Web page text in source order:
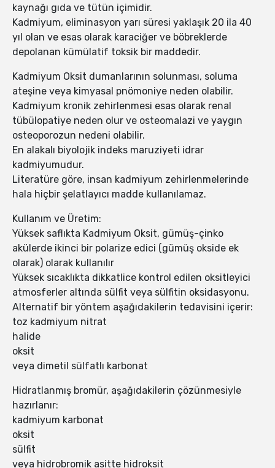
kaynağı gıda ve tütün içimidir.
Kadmiyum, eliminasyon yarı süresi yaklaşık 20 ila 40
yıl olan ve esas olarak karaciğer ve böbreklerde
depolanan kümülatif toksik bir maddedir.
Kadmiyum Oksit dumanlarının solunması, soluma
ateşine veya kimyasal pnömoniye neden olabilir.
Kadmiyum kronik zehirlenmesi esas olarak renal
tübülopatiye neden olur ve osteomalazi ve yaygın
osteoporozun nedeni olabilir.
En alakalı biyolojik indeks maruziyeti idrar
kadmiyumudur.
Literatüre göre, insan kadmiyum zehirlenmelerinde
hala hiçbir şelatlayıcı madde kullanılamaz.
Kullanım ve Üretim:
Yüksek saflıkta Kadmiyum Oksit, gümüş-çinko
akülerde ikinci bir polarize edici (gümüş okside ek
olarak) olarak kullanılır
Yüksek sıcaklıkta dikkatlice kontrol edilen oksitleyici
atmosferler altında sülfit veya sülfitin oksidasyonu.
Alternatif bir yöntem aşağıdakilerin tedavisini içerir:
toz kadmiyum nitrat
halide
oksit
veya dimetil sülfatlı karbonat
Hidratlanmış bromür, aşağıdakilerin çözünmesiyle
hazırlanır:
kadmiyum karbonat
oksit
sülfit
veya hidrobromik asitte hidroksit